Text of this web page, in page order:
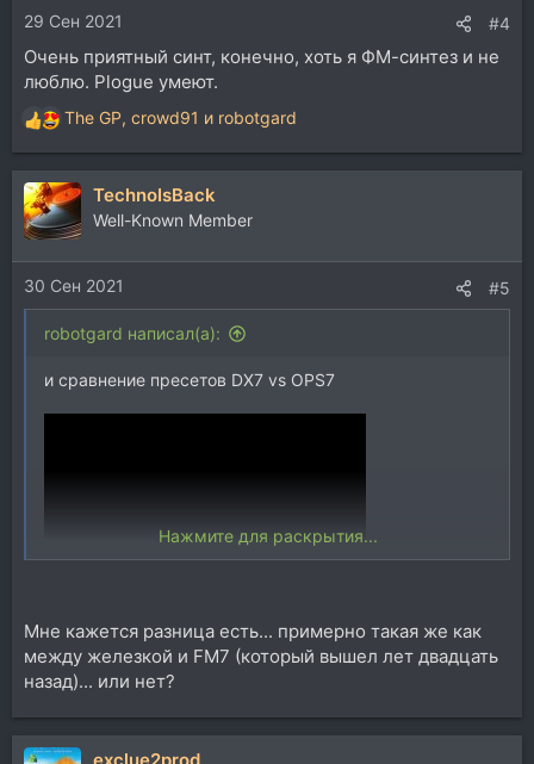
:29 Сен 2021 #4
Очень приятный синт, конечно, хоть я ФМ-синтез и не
люблю. Plogue умеют.
Р
е
а
к
ц
и
и
:
The GP, crowd91 и robotgard
TechnoIsBack
Well-Known Member
30 Сен 2021 #5
robotgard написал(а):
и сравнение пресетов DX7 vs OPS7
Нажмите для раскрытия...
Мне кажется разница есть... примерно такая же как
между железкой и FM7 (который вышел лет двадцать
назад)... или нет?